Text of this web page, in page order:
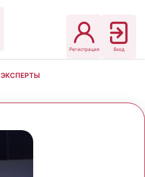
Регистрация Вход
ЭКСПЕРТЫ